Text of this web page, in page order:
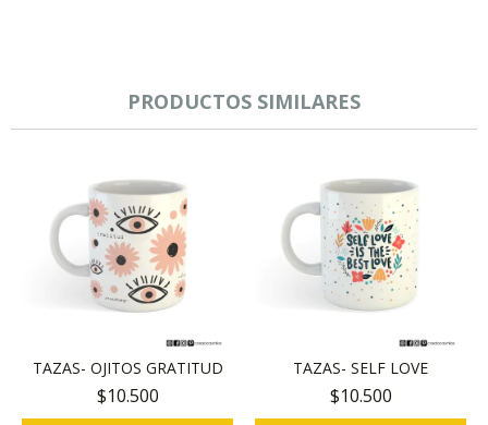
PRODUCTOS SIMILARES
TAZAS- OJITOS GRATITUD
$10.500
TAZAS- SELF LOVE
$10.500